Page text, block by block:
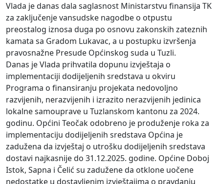
Vlada je danas dala saglasnost Ministarstvu finansija TK
za zaključenje vansudske nagodbe o otpustu
preostalog iznosa duga po osnovu zakonskih zateznih
kamata sa Gradom Lukavac, a u postupku izvršenja
pravosnažne Presude Općinskog suda u Tuzli.
Danas je Vlada prihvatila dopunu izvještaja o
implementaciji dodijeljenih sredstava u okviru
Programa o finansiranju projekata nedovoljno
razvijenih, nerazvijenih i izrazito nerazvijenih jedinica
lokalne samouprave u Tuzlanskom kantonu za 2024.
godinu. Općini Teočak odobreno je produženje roka za
implementaciju dodijeljenih sredstava Općina je
zadužena da izvještaj o utrošku dodijeljenih sredstava
dostavi najkasnije do 31.12.2025. godine. Općine Doboj
Istok, Sapna i Čelić su zadužene da otklone uočene
nedostatke u dostavljenim izvještajima o pravdanju